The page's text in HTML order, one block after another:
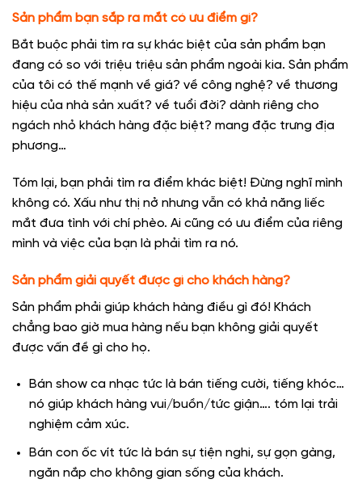
Sản phẩm bạn sắp ra mắt có ưu điểm gì?
Bắt buộc phải tìm ra sự khác biệt của sản phẩm bạn
đang có so với triệu triệu sản phẩm ngoài kia. Sản phẩm
của tôi có thế mạnh về giá? về công nghệ? về thương
hiệu của nhà sản xuất? về tuổi đời? dành riêng cho
ngách nhỏ khách hàng đặc biệt? mang đặc trưng địa
phương…
Tóm lại, bạn phải tìm ra điểm khác biệt! Đừng nghĩ mình
không có. Xấu như thị nở nhưng vẫn có khả năng liếc
mắt đưa tình với chí phèo. Ai cũng có ưu điểm của riêng
mình và việc của bạn là phải tìm ra nó.
Sản phẩm giải quyết được gì cho khách hàng?
Sản phẩm phải giúp khách hàng điều gì đó! Khách
chẳng bao giờ mua hàng nếu bạn không giải quyết
được vấn đề gì cho họ.
Bán show ca nhạc tức là bán tiếng cười, tiếng khóc…
nó giúp khách hàng vui/buồn/tức giận…. tóm lại trải
nghiệm cảm xúc.
Bán con ốc vít tức là bán sự tiện nghi, sự gọn gàng,
ngăn nắp cho không gian sống của khách.